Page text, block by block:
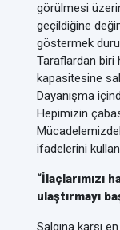
görülmesi
geçildiğine
göstermek
Taraflardan biri
kapasitesine
Dayanışma
Hepimizin
ifadelerini
“İlaçlarımızı
ulaştırmayı
Salgına karşı